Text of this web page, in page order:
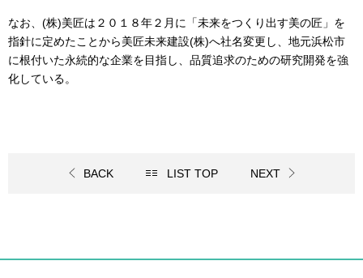
なお、 (株)美匠は２０１８年２月に「未来をつくり出す美の匠」を
指針に定めたことから美匠未来建設(株)へ社名変更し、地元浜松市
に根付いた永続的な企業を目指し、品質追求のための研究開発を強
化している。
BACK LIST TOP NEXT